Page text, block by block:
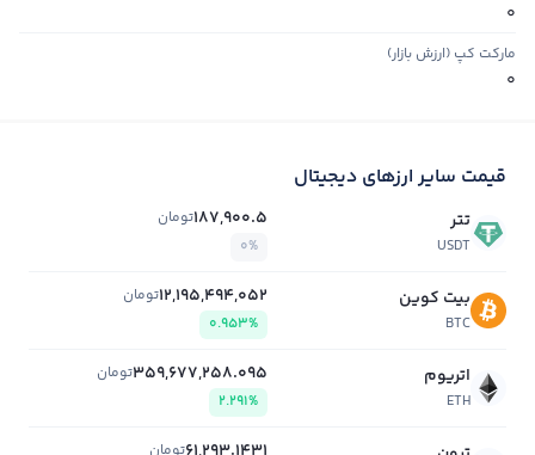
0
مارکت کپ (ارزش بازار)
0
قیمت سایر ارزهای دیجیتال
تتر
USDT
187,900.5تومان
0%
بیت کوین
BTC
12,195,494,052تومان
0.953%
اتریوم
ETH
359,677,258.095تومان
2.291%